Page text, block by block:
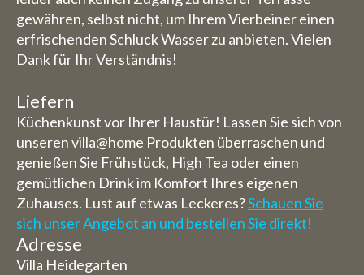
gewähren, selbst nicht, um Ihrem Vierbeiner einen
erfrischenden Schluck Wasser zu anbieten. Vielen
Dank für Ihr Verständnis!
Liefern
Küchenkunst vor Ihrer Haustür! Lassen Sie sich von
unseren villa@home Produkten überraschen und
genießen Sie Frühstück, High Tea oder einen
gemütlichen Drink im Komfort Ihres eigenen
Zuhauses. Lust auf etwas Leckeres?Schauen Sie
sich unser Angebot an und bestellen Sie direkt!
Adresse
Villa Heidegarten